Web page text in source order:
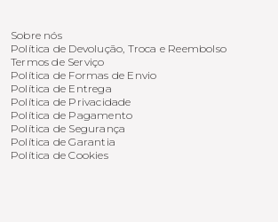
Sobre nós
Política de Devolução, Troca e Reembolso
Termos de Serviço
Política de Formas de Envio
Política de Entrega
Política de Privacidade
Política de Pagamento
Política de Segurança
Política de Garantia
Política de Cookies